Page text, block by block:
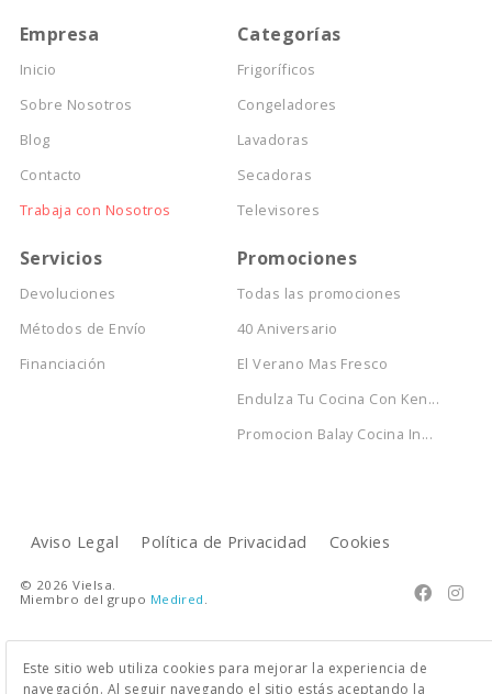
Empresa
Inicio
Sobre Nosotros
Blog
Contacto
Trabaja con Nosotros
Categorías
Frigoríficos
Congeladores
Lavadoras
Secadoras
Televisores
Servicios
Devoluciones
Métodos de Envío
Financiación
Promociones
Todas las promociones
40 Aniversario
El Verano Mas Fresco
Endulza Tu Cocina Con Ken...
Promocion Balay Cocina In...
Aviso Legal Política de Privacidad Cookies
 
© 2026 Vielsa.
Miembro del grupo Medired
Este sitio web utiliza cookies para mejorar la experiencia de
navegación. Al seguir navegando el sitio estás aceptando la